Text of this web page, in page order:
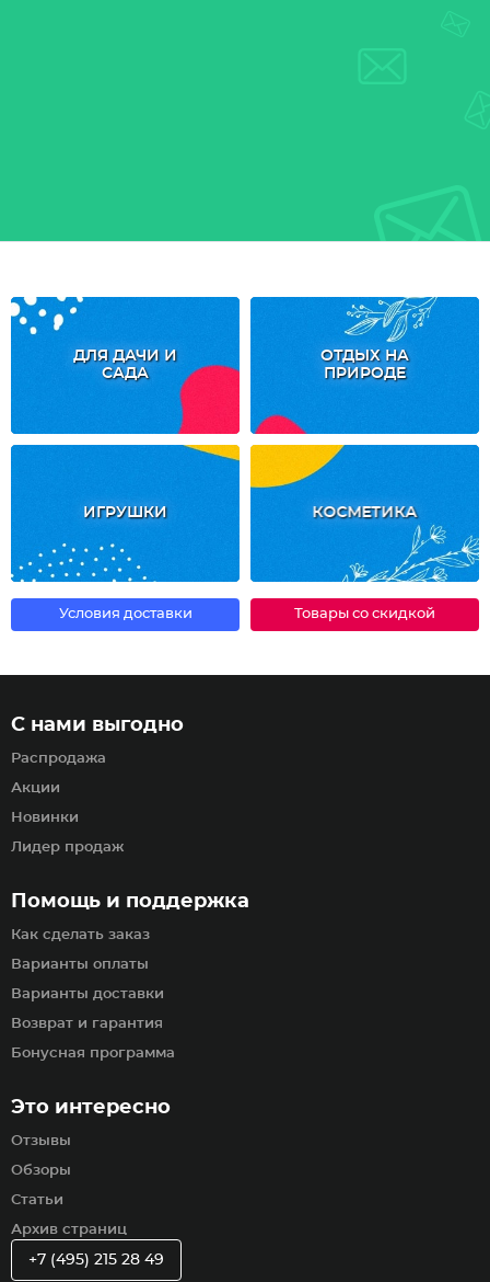
ДЛЯ ДАЧИ И
САДА
ОТДЫХ НА
ПРИРОДЕ
ИГРУШКИ КОСМЕТИКА
Условия доставки Товары со скидкой
Помощь и поддержка
Как сделать заказ
Варианты оплаты
Варианты доставки
Возврат и гарантия
Бонусная программа
С нами выгодно
Распродажа
Акции
Новинки
Лидер продаж
Это интересно
Отзывы
Обзоры
Статьи
Архив страниц
+7 (495) 215 28 49